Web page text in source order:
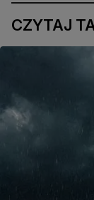
CZYTAJ